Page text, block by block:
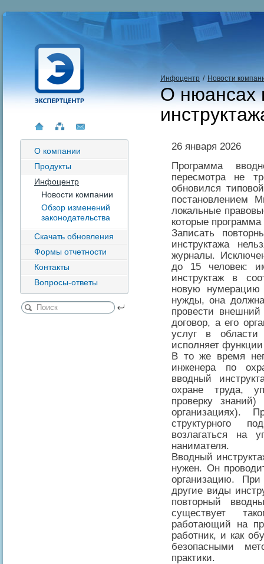
О компании
Продукты
Инфоцентр
Новости компании
Обзор изменений
законодательства
Скачать обновления
Формы отчетности
Контакты
Вопросы-ответы
Инфоцентр / Новости
О нюансах
26 января 2026
Программа
пересмотра не
обновился
постановлением
локальные
которые
Записать
инструктажа
журналы.
до 15 человек:
инструктаж в
новую
нужды, она
провести
договор, а его
услуг в области
исполняет
В то же время
инженера по
вводный
охране труда,
проверку
организациях).
структурного
возлагаться на
нанимателя.
Вводный
нужен. Он
организацию. При
другие виды
повторный
существует
работающий на
работник, и как
безопасными
практики.